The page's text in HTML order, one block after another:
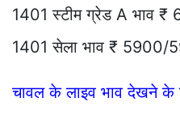
1401 स्टीम ग्रेड A भाव
1401 सेला भाव ₹ 5900/
चावल के लाइव भाव देखने के